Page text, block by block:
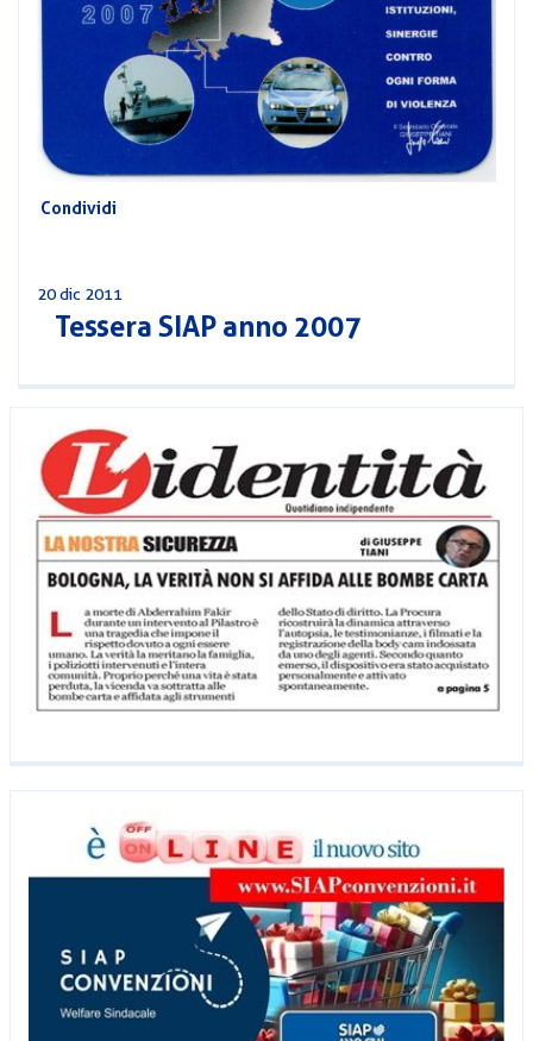
PREVIDENZA
CONVENZIONI
AREA
CIRCOLARI
CORSI
MOBILITÀ
PERSONALE
Condividi
20 dic 2011
Tessera SIAP anno 2007